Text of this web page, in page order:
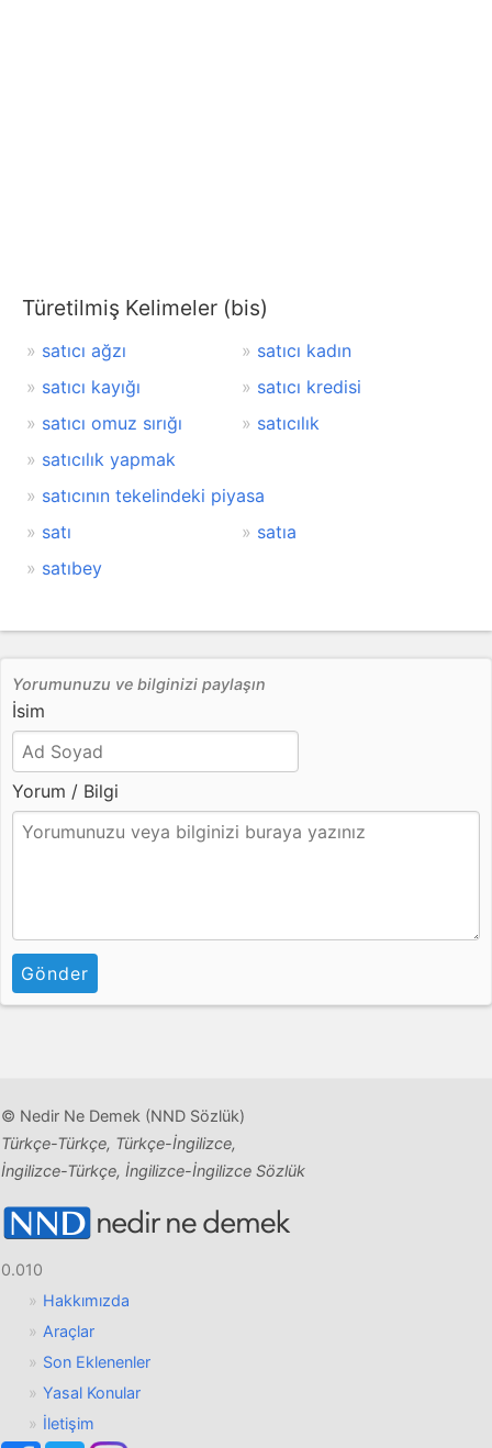
Türetilmiş Kelimeler (bis)
satıcı ağzı
satıcı kadın
satıcı kayığı
satıcı kredisi
satıcı omuz sırığı
satıcılık
satıcılık yapmak
satıcının tekelindeki piyasa
satı
satıa
satıbey
Yorumunuzu ve bilginizi paylaşın
İsim
Yorum / Bilgi
Gönder
© Nedir Ne Demek (NND Sözlük)
Türkçe-Türkçe, Türkçe-İngilizce,
İngilizce-Türkçe, İngilizce-İngilizce Sözlük
0.010
Hakkımızda
Araçlar
Son Eklenenler
Yasal Konular
İletişim